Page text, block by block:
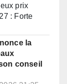
prix
: Forte
la
conseil